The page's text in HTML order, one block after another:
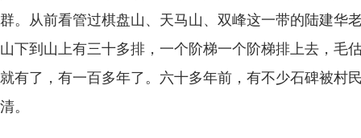
群。从前看管过棋盘山、天马山、双峰这一带的陆建华
山下到山上有三十多排，一个阶梯一个阶梯排上去，毛
就有了，有一百多年了。六十多年前，有不少石碑被村
清。